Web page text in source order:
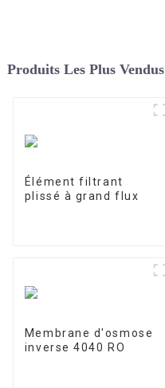
Produits Les Plus Vendus
Élément filtrant
plissé à grand flux
Membrane d'osmose
inverse 4040 RO